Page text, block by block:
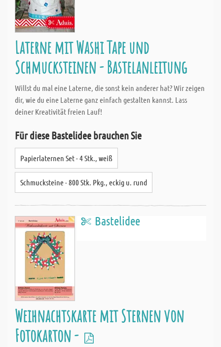
Laterne mit Washi Tape und
Schmucksteinen - Bastelanleitung
Willst du mal eine Laterne, die sonst kein anderer hat? Wir zeigen
dir, wie du eine Laterne ganz einfach gestalten kannst. Lass
deiner Kreativität freien Lauf!
Für diese Bastelidee brauchen Sie
Papierlaternen Set - 4 Stk., weiß
Schmucksteine - 800 Stk. Pkg., eckig u. rund
Bastelidee
Weihnachtskarte mit Sternen von
Fotokarton -